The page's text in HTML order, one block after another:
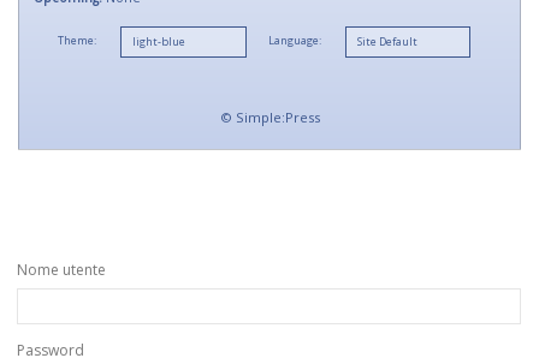
Theme: Language:
© Simple:Press
Nome utente
Password